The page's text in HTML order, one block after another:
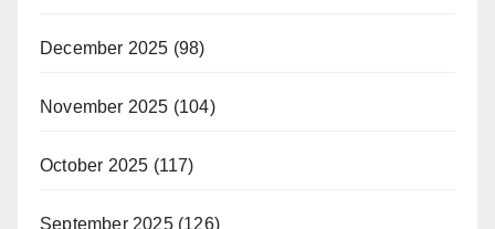
December 2025 (98)
November 2025 (104)
October 2025 (117)
September 2025(126)